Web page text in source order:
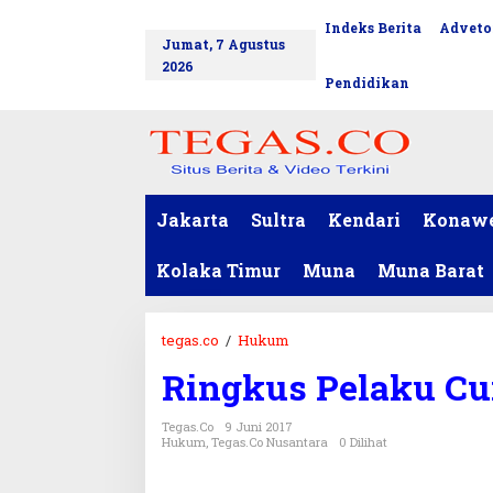
Jumat, 7 Agustus
2026
Indeks Berita
Pendidikan
Jakarta Sultra Kendari
Kolaka Timur Muna Muna Barat
tegas.co / Hukum
n
g
k
u
Ringkus Pelaku
Tegas.co
9 Juni 2017
Hukum, Tegas.co Nusantara 0 Dilihat